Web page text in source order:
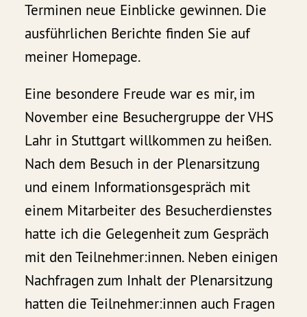
Terminen neue Einblicke gewinnen. Die
ausführlichen Berichte finden Sie auf
meiner Homepage.
Eine besondere Freude war es mir, im
November eine Besuchergruppe der VHS
Lahr in Stuttgart willkommen zu heißen.
Nach dem Besuch in der Plenarsitzung
und einem Informationsgespräch mit
einem Mitarbeiter des Besucherdienstes
hatte ich die Gelegenheit zum Gespräch
mit den Teilnehmer:innen. Neben einigen
Nachfragen zum Inhalt der Plenarsitzung
hatten die Teilnehmer:innen auch Fragen